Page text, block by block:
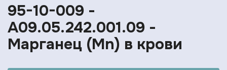
95-10-009 -
A09.05.242.001.09 -
Марганец (Mn) в крови